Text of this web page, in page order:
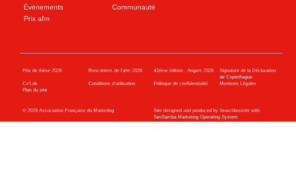
Évènements
Communauté
Prix afm
Prix de thèse 2026 Rencontres de l'afm 2026 42ème édition : Angers 2026
Signature de la Déclaration
de Copenhague
Co’Lab
Conditions d’utilisation Politique de confidentialité
Mentions Légales
Plan du site
© 2026Association Française du Marketing
Site designed and produced by Searchbooster with
SeoSamba Marketing Operating System